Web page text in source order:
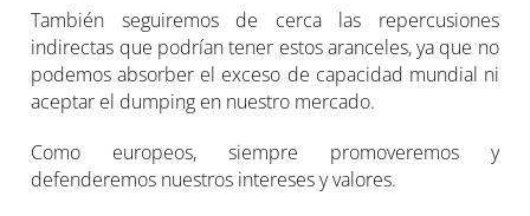
También seguiremos de cerca las repercusiones
indirectas que podrían tener estos aranceles, ya que no
podemos absorber el exceso de capacidad mundial ni
aceptar el dumping en nuestro mercado.
Como europeos, siempre promoveremos y
defenderemos nuestros intereses y valores.